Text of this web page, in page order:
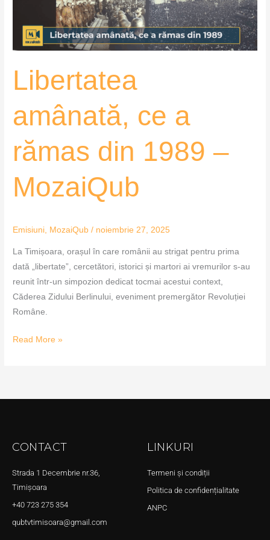
Libertatea
amânată, ce a
rămas din 1989 –
MozaiQub
Emisiuni, MozaiQub / noiembrie 27, 2025
La Timișoara, orașul în care românii au strigat pentru prima
dată „libertate”, cercetători, istorici și martori ai vremurilor s-au
reunit într-un simpozion dedicat tocmai acestui context,
Căderea Zidului Berlinului, eveniment premergător Revoluției
Române.
MozaiQub
Read More »
CONTACT
Strada 1 Decembrie nr.36,
Timișoara
+40 723 275 354
qubtvtimisoara@gmail.com
LINKURI
Termeni și condiții
Politica de confidențialitate
ANPC